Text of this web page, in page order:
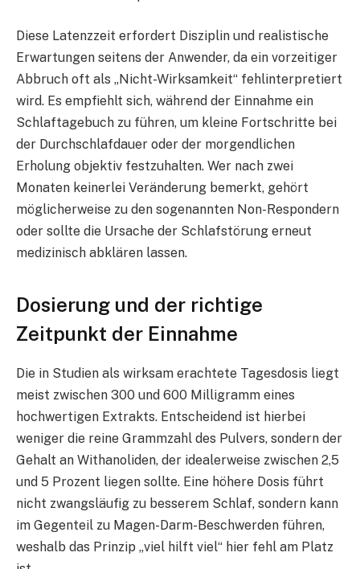
Diese Latenzzeit erfordert Disziplin und realistische
Erwartungen seitens der Anwender, da ein vorzeitiger
Abbruch oft als „Nicht-Wirksamkeit“ fehlinterpretiert
wird. Es empfiehlt sich, während der Einnahme ein
Schlaftagebuch zu führen, um kleine Fortschritte bei
der Durchschlafdauer oder der morgendlichen
Erholung objektiv festzuhalten. Wer nach zwei
Monaten keinerlei Veränderung bemerkt, gehört
möglicherweise zu den sogenannten Non-Respondern
oder sollte die Ursache der Schlafstörung erneut
medizinisch abklären lassen.
Dosierung und der richtige
Zeitpunkt der Einnahme
Die in Studien als wirksam erachtete Tagesdosis liegt
meist zwischen 300 und 600 Milligramm eines
hochwertigen Extrakts. Entscheidend ist hierbei
weniger die reine Grammzahl des Pulvers, sondern der
Gehalt an Withanoliden, der idealerweise zwischen 2,5
und 5 Prozent liegen sollte. Eine höhere Dosis führt
nicht zwangsläufig zu besserem Schlaf, sondern kann
im Gegenteil zu Magen-Darm-Beschwerden führen,
weshalb das Prinzip „viel hilft viel“ hier fehl am Platz